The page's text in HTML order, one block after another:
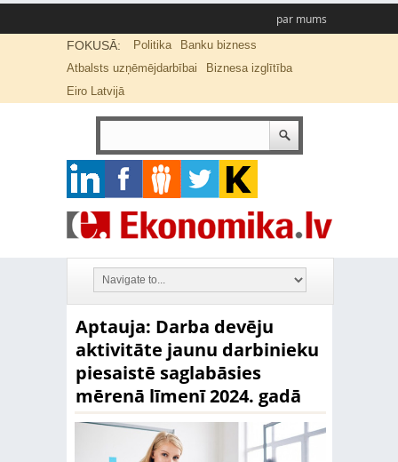
par mums
FOKUSĀ: Politika
Banku bizness
Atbalsts uzņēmējdarbībai
Biznesa izglītība
Eiro Latvijā
Aptauja: Darba devēju
aktivitāte jaunu darbinieku
piesaistē saglabāsies
mērenā līmenī 2024. gadā